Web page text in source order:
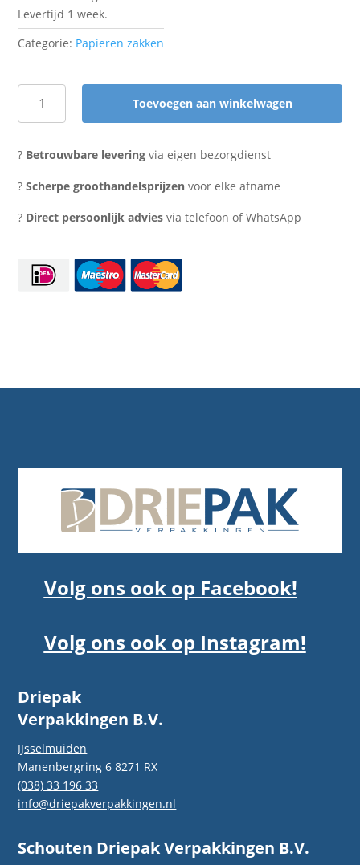
Levertijd 1 week.
Categorie: Papieren zakken
Oliebolzak
ons
aantal
Toevoegen aan winkelwagen
? Betrouwbare levering via eigen bezorgdienst
?Scherpe groothandelsprijzen voor elke afname
? Direct persoonlijk advies via telefoon of WhatsApp
Volg ons ook op Facebook!
Volg ons ook op Instagram!
Driepak
Verpakkingen B.V.
IJsselmuiden
Manenbergring 6 8271 RX
(038) 33 196 33
info@driepakverpakkingen.nl
Schouten Driepak Verpakkingen B.V.